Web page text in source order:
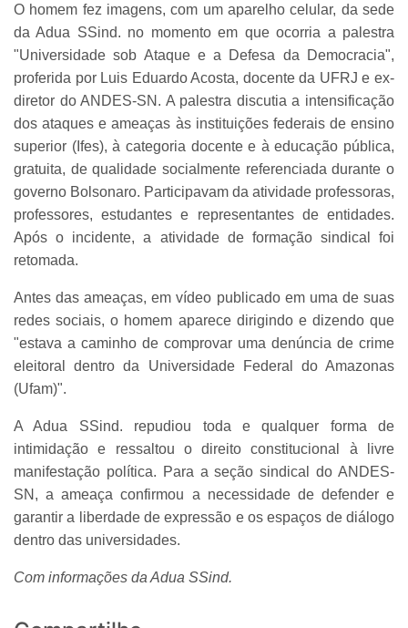
O homem fez imagens, com um aparelho celular, da sede
da Adua SSind. no momento em que ocorria a palestra
"Universidade sob Ataque e a Defesa da Democracia",
proferida por Luis Eduardo Acosta, docente da UFRJ e ex-
diretor do ANDES-SN. A palestra discutia a intensificação
dos ataques e ameaças às instituições federais de ensino
superior (Ifes), à categoria docente e à educação pública,
gratuita, de qualidade socialmente referenciada durante o
governo Bolsonaro. Participavam da atividade professoras,
professores, estudantes e representantes de entidades.
Após o incidente, a atividade de formação sindical foi
retomada.
Antes das ameaças, em vídeo publicado em uma de suas
redes sociais, o homem aparece dirigindo e dizendo que
"estava a caminho de comprovar uma denúncia de crime
eleitoral dentro da Universidade Federal do Amazonas
(Ufam)".
A Adua SSind. repudiou toda e qualquer forma de
intimidação e ressaltou o direito constitucional à livre
manifestação política. Para a seção sindical do ANDES-
SN, a ameaça confirmou a necessidade de defender e
garantir a liberdade de expressão e os espaços de diálogo
dentro das universidades.
Com informações da Adua SSind.